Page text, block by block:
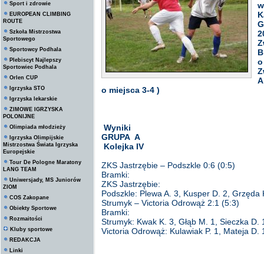
Sport i zdrowie
EUROPEAN CLIMBING
ROUTE
Szkoła Mistrzostwa
Sportowego
Sportowcy Podhala
Plebiscyt Najlepszy
Sportowiec Podhala
Orlen CUP
Igrzyska STO
Igrzyska lekarskie
ZIMOWE IGRZYSKA
POLONIJNE
Olimpiada młodzieży
Igrzyska Olimpijskie
Mistrzostwa Świata Igrzyska
Europejskie
Tour De Pologne Maratony
LANG TEAM
Uniwersjady, MS Juniorów
ZIOM
COS Zakopane
Obiekty Sportowe
Rozmaitości
Kluby sportowe
REDAKCJA
Linki
o miejsca 3-4 )
Wyniki
GRUPA A
Kolejka IV
ZKS Jastrzębie – Podszkle 0:6 (0:5)
Bramki:
ZKS Jastrzębie:
Podszkle: Plewa A. 3, Kusper D. 2, Grzęda
Strumyk – Victoria Odrowąż 2:1 (5:3)
Bramki:
Strumyk: Kwak K. 3, Głąb M. 1, Sieczka D.
Victoria Odrowąż: Kulawiak P. 1, Mateja D.